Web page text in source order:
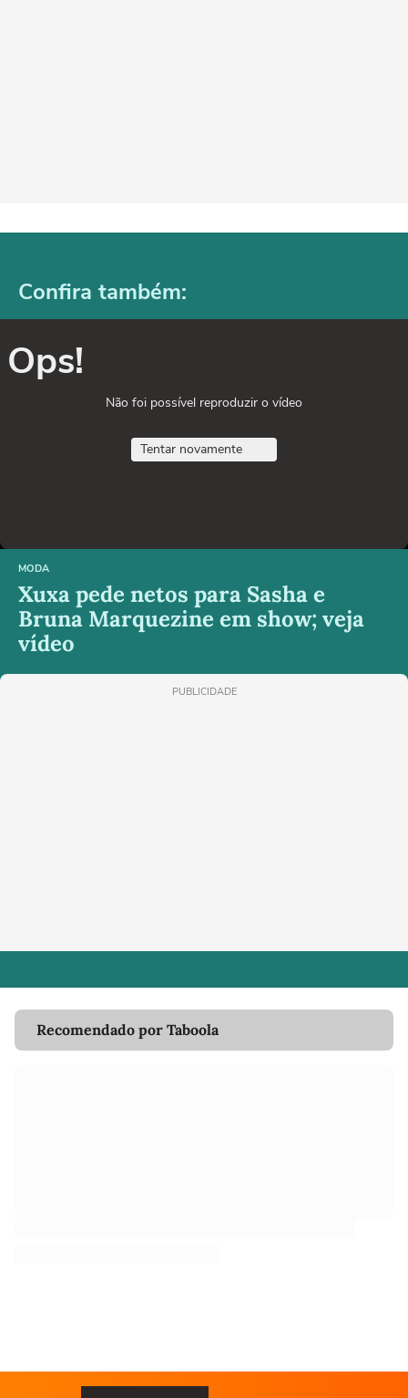
Confira também:
Ops!
Não foi possível reproduzir o vídeo
Tentar novamente
MODA
Xuxa pede netos para Sasha e
Bruna Marquezine em show; veja
vídeo
PUBLICIDADE
Recomendado por Taboola